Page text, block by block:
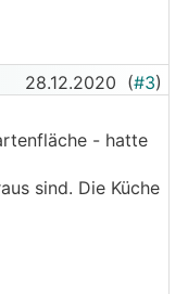
28.12.2020 (#3)
- hatte
sind. Die Küche